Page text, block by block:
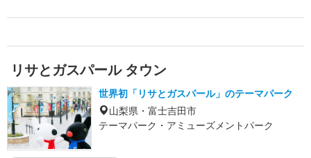
リサとガスパール タウン
世界初「リサとガスパール」のテーマパーク
山梨県・富士吉田市
テーマパーク・アミューズメントパーク